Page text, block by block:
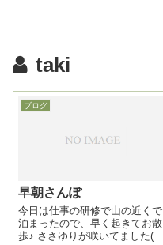
taki
ブログ
早朝さんぽ
今日は仕事の研修で山の近くで
泊まったので、早く起きてお散
歩♪ ささゆりが咲いてました(^-